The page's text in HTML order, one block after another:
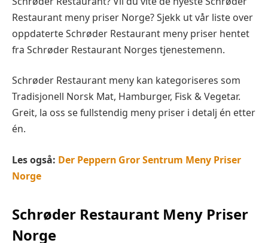
Restaurant meny priser Norge? Sjekk ut vår liste over
oppdaterte Schrøder Restaurant meny priser hentet
fra Schrøder Restaurant Norges tjenestemenn.
Schrøder Restaurant meny kan kategoriseres som
Tradisjonell Norsk Mat, Hamburger, Fisk & Vegetar.
Greit, la oss se fullstendig meny priser i detalj én etter
én.
Les også: Der Peppern Gror Sentrum Meny Priser
Norge
Schrøder Restaurant Meny Priser
Norge